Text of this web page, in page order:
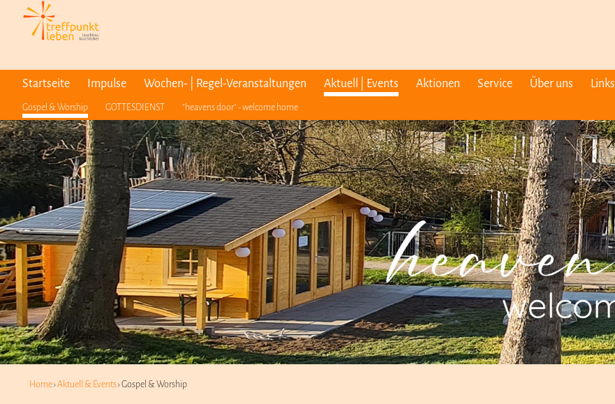
Startseite Impulse Wochen- | Regel-Veranstaltungen Aktuell | Events Aktionen Service Über uns Links
Gospel & Worship GOTTESDIENST "heavens door" - welcome home
Home›Aktuell & Events› Gospel & Worship